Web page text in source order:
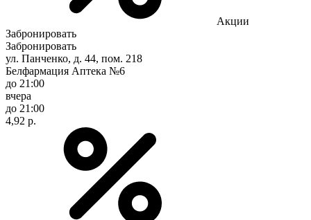
Акции
Забронировать
Забронировать
ул. Панченко, д. 44, пом. 218
Белфармация Аптека №6
до 21:00
вчера
до 21:00
4,92 р.